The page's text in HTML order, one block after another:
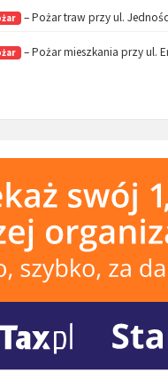
– Pożar traw przy ul.
– Pożar mieszkania przy ul.